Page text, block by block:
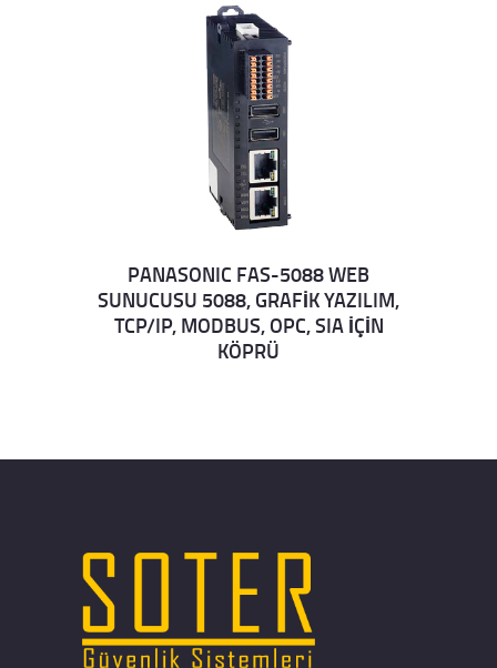
Details
PANASONIC FAS-5088 WEB
SUNUCUSU 5088, GRAFİK YAZILIM,
TCP/IP, MODBUS, OPC, SIA İÇİN
KÖPRÜ